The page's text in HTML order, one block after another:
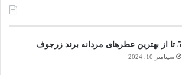
5 تا از بهترین عطرهای مردانه برند زرجوف
سپتامبر 10, 2024